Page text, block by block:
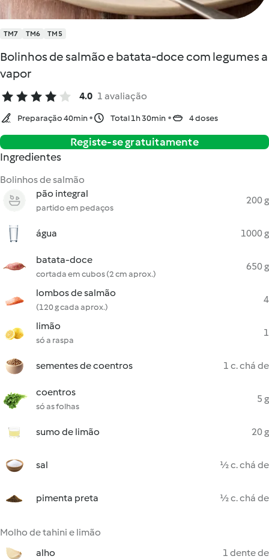
TM7 TM6 TM5
Bolinhos de salmão e batata-doce com legumes a
vapor
4.0 1 avaliação
Preparação 40min Total 1h 30min 4 doses
Registe-se gratuitamente
Ingredientes
Bolinhos de salmão
pão integral
partido em pedaços
200 g
água 1000 g
batata-doce
cortada em cubos (2 cm aprox.)
650 g
lombos de salmão
(120 g cada aprox.)
4
limão
só a raspa
1
sementes de coentros 1 c. chá de
coentros
só as folhas
5 g
sumo de limão 20 g
sal ½ c. chá de
pimenta preta ½ c. chá de
Molho de tahini e limão
alho
1 dente de